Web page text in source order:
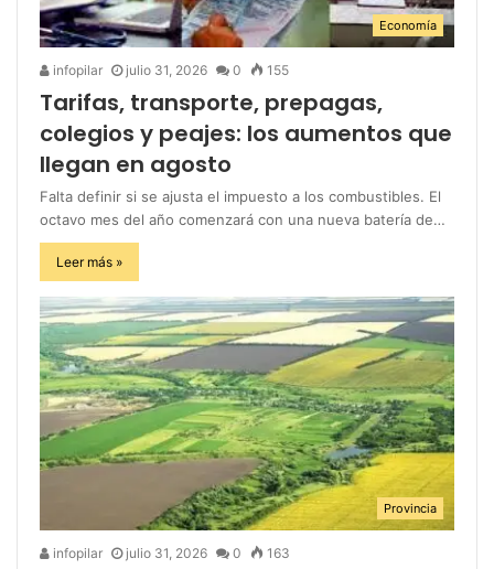
Economía
infopilar julio 31, 2026 0 155
Tarifas, transporte, prepagas,
colegios y peajes: los aumentos que
llegan en agosto
Falta definir si se ajusta el impuesto a los combustibles. El
octavo mes del año comenzará con una nueva batería de…
Leer más »
Provincia
infopilar julio 31, 2026 0 163